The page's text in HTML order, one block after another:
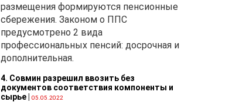
размещения формируются пенсионные
сбережения. Законом о ППС
предусмотрено 2 вида
профессиональных пенсий: досрочная и
дополнительная.
4. Совмин разрешил ввозить без
документов соответствия компоненты и
сырье| 05.05.2022